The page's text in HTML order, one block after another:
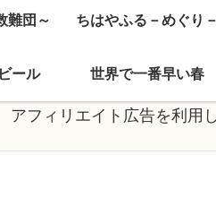
難団～ ちはやふる－めぐり－
ール 世界で一番早い春
アフィリエイト広告を利用